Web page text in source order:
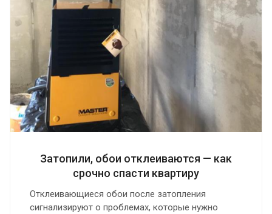
Затопили, обои отклеиваются — как
срочно спасти квартиру
Отклеивающиеся обои после затопления
сигнализируют о проблемах, которые нужно